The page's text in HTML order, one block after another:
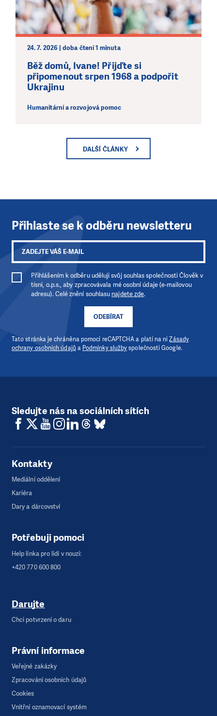
24. 7. 2026 | doba čtení 1 minuta
Běž domů, Ivane! Přijďte si
připomenout srpen 1968 a podpořit
Ukrajinu
Humanitární a rozvojová pomoc
DALŠÍ ČLÁNKY
Přihlaste se k odběru newsletteru
ODEBÍRAT
Přihlášením k odběru uděluji svůj souhlas společnosti Člověk v
tísni, o.p.s., aby zpracovávala mé osobní údaje (e-mailovou
adresu). Celé znění souhlasu najdete zde.
Tato stránka je chráněna pomocí reCAPTCHA a platí na niZásady
ochrany osobních údajů a Podmínky službyspolečnosti Google.
Sledujte nás na sociálních sítích
Kontakty
Mediální oddělení
Kariéra
Dary a dárcovství
Potřebuji pomoci
Help linka pro lidi v nouzi:
+420 770 600 800
Darujte
Chci potvrzení o daru
Právní informace
Veřejné zakázky
Zpracování osobních údajů
Cookies
Vnitřní oznamovací systém